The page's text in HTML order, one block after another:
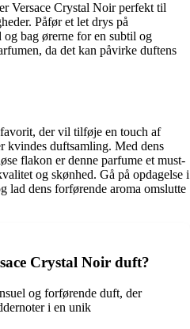
Versace Crystal Noir perfekt til
Påfør et let drys på
og bag ørerne for en subtil og
da det kan påvirke duftens
der vil tilføje en touch af
kvindes duftsamling. Med dens
flakon er denne parfume et must-
og skønhed. Gå på opdagelse i
lad dens forførende aroma omslutte
Crystal Noir duft?
og forførende duft, der
i en unik